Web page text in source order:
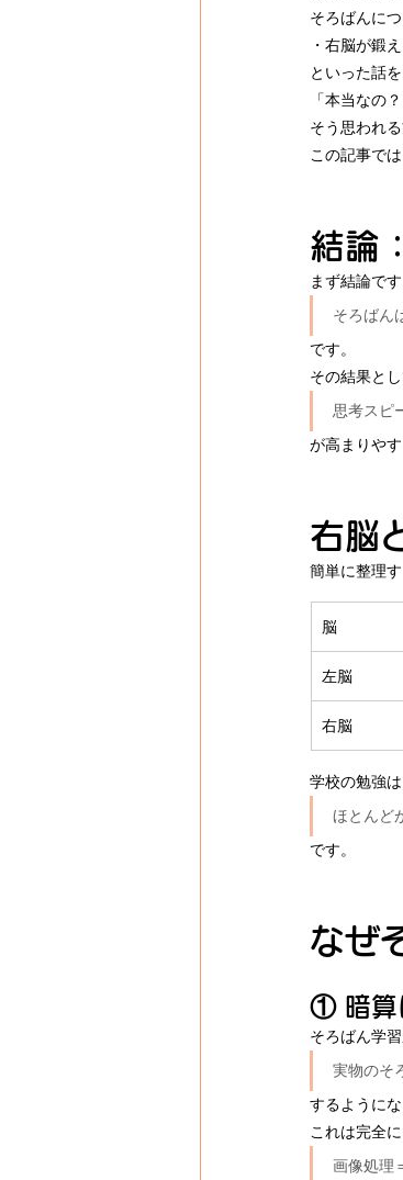
そろばんに
・右脳が鍛
といった話
「本当なの
そう思われ
この記事では
結論
まず結論です
そろばん
です。
その結果とし
思考スピ
が高まりやす
右脳
簡単に整理す
脳
左脳
右脳
学校の勉強は
ほとんど
です。
なぜ
① 暗算
そろばん学習
実物のそ
するようにな
これは完全に
画像処理